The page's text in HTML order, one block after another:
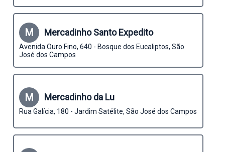
M Mercadinho Santo Expedito
Avenida Ouro Fino, 640 - Bosque dos Eucaliptos, São
José dos Campos
M Mercadinho da Lu
Rua Galícia, 180 - Jardim Satélite, São José dos Campos